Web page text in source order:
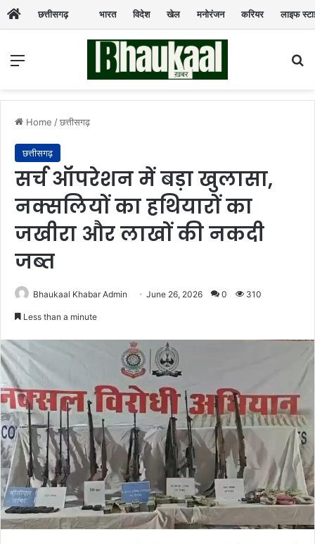
छत्तीसगढ़ भारत विदेश खेल मनोरंजन करियर लाइफ
Menu
Home /छत्तीसगढ़
छत्तीसगढ़
सर्च ऑपरेशन में बड़ा खुलासा,
नक्सलियों का हथियारों का
जखीरा और लाखों की नकदी
जब्त
Bhaukaal Khabar Admin June 26, 2026 0 310
Less than a minute